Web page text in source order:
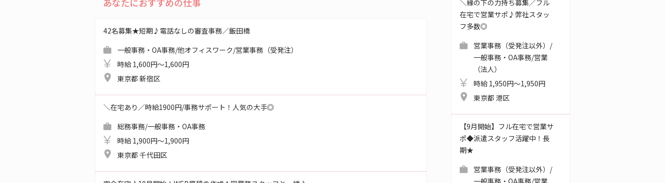
42名募集★短期♪電話なしの審査事務／飯田橋
一般事務・OA事務/他オフィスワーク/営業事務（受発注）
時給 1,600円～1,600円
東京都 新宿区
＼在宅あり／時給1900円/事務サポート！人気の大手◎
総務事務/一般事務・OA事務
時給 1,900円～1,900円
東京都 千代田区
＼縁の下の力持ち募集／フル
在宅で営業サポ♪弊社スタッ
フ多数◎
営業事務（受発注以外）/
一般事務・OA事務/営業
（法人）
時給 1,950円～1,950円
東京都 港区
【9月開始】フル在宅で営業サ
ポ◆派遣スタッフ活躍中！長
期★
営業事務（受発注以外）/
一般事務・OA事務/営業